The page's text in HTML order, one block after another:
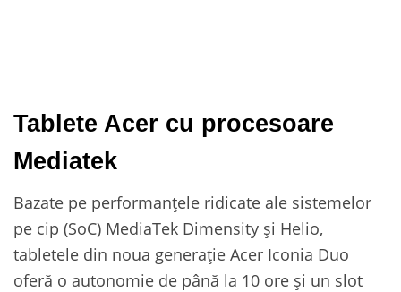
Tablete Acer cu procesoare
Mediatek
Bazate pe performanțele ridicate ale sistemelor
pe cip (SoC) MediaTek Dimensity și Helio,
tabletele din noua generație Acer Iconia Duo
oferă o autonomie de până la 10 ore și un slot